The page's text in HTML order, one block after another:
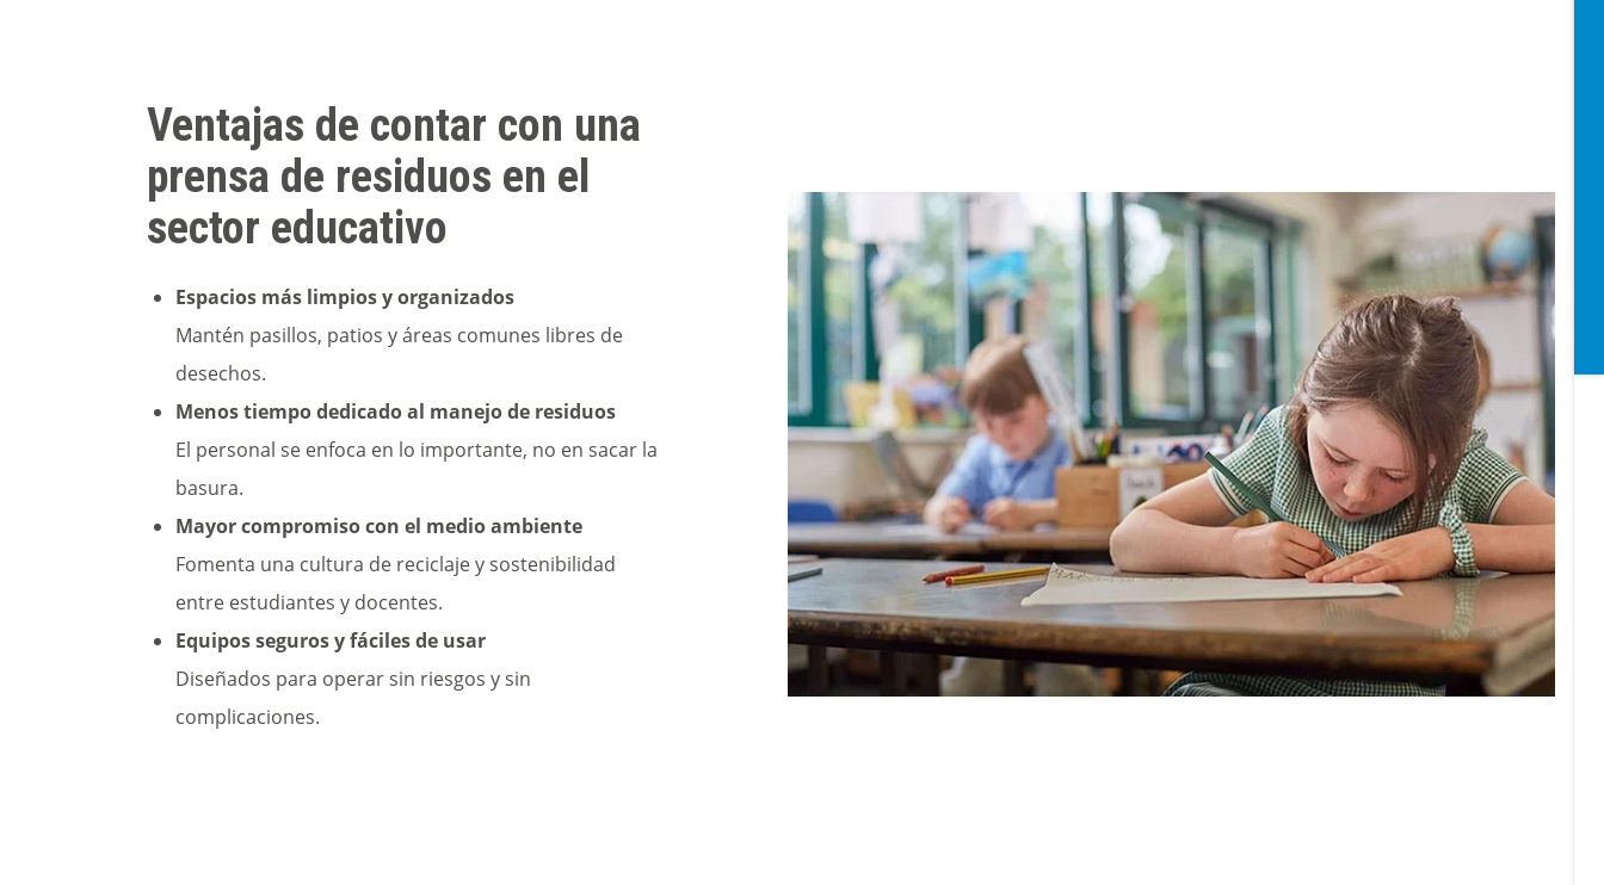
Ventajas de contar con una
prensa de residuos en el
sector educativo
Espacios más limpios y organizados
Mantén pasillos, patios y áreas comunes libres de
desechos.
Menos tiempo dedicado al manejo de residuos
El personal se enfoca en lo importante, no en sacar la
basura.
Mayor compromiso con el medio ambiente
Fomenta una cultura de reciclaje y sostenibilidad
entre estudiantes y docentes.
Equipos seguros y fáciles de usar
Diseñados para operar sin riesgos y sin
complicaciones.